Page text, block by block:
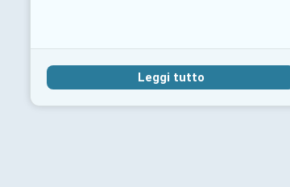
Leggi tutto